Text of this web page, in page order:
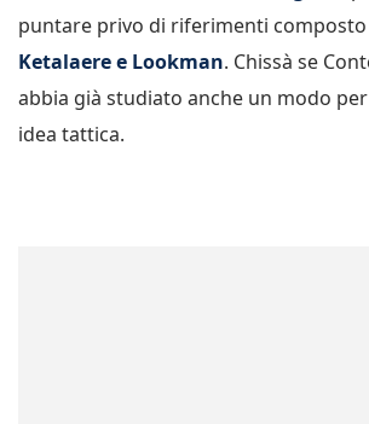
puntare privo di riferimenti composto
Ketalaere e Lookman. Chissà se
abbia già studiato anche un modo
idea tattica.